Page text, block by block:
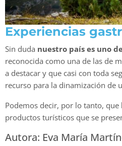
Experiencias
Sin duda nuestro país es uno
reconocida como una de las de
a destacar y que casi con toda
recurso para la dinamización de
Podemos decir, por lo tanto,
productos turísticos que se
Autora: Eva María